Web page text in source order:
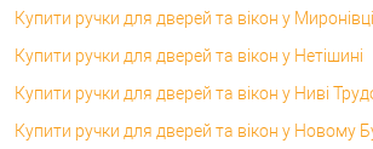
Купити ручки для дверей та вікон у Миронівці
Купити ручки для дверей та вікон у Нетішині
Купити ручки для дверей та вікон у Ниві
Купити ручки для дверей та вікон у Новому